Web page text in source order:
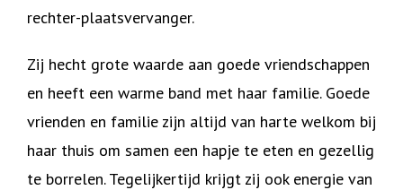
rechter-plaatsvervanger.
Zij hecht grote waarde aan goede vriendschappen
en heeft een warme band met haar familie. Goede
vrienden en familie zijn altijd van harte welkom bij
haar thuis om samen een hapje te eten en gezellig
te borrelen. Tegelijkertijd krijgt zij ook energie van